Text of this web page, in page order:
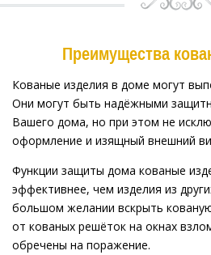
Преимущества
Кованые изделия в доме могут
Они могут быть надёжными
Вашего дома, но при этом не
оформление и изящный внешний
Функции защиты дома кованые
эффективнее, чем изделия из
большом желании вскрыть
от кованых решёток на окнах
обречены на поражение.